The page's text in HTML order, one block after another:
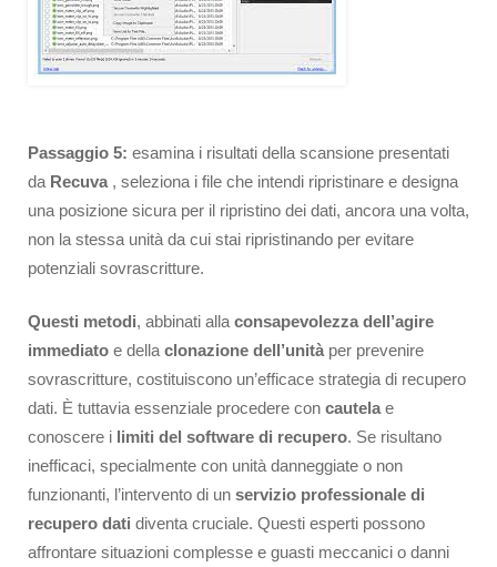
Passaggio 5: esamina i risultati della scansione presentati
da Recuva , seleziona i file che intendi ripristinare e designa
una posizione sicura per il ripristino dei dati, ancora una volta,
non la stessa unità da cui stai ripristinando per evitare
potenziali sovrascritture.
Questi metodi, abbinati alla consapevolezza dell’agire
immediato e della clonazione dell’unità per prevenire
sovrascritture, costituiscono un’efficace strategia di recupero
dati. È tuttavia essenziale procedere con cautela e
conoscere i limiti del software di recupero. Se risultano
inefficaci, specialmente con unità danneggiate o non
funzionanti, l’intervento di un servizio professionale di
recupero dati diventa cruciale. Questi esperti possono
affrontare situazioni complesse e guasti meccanici o danni